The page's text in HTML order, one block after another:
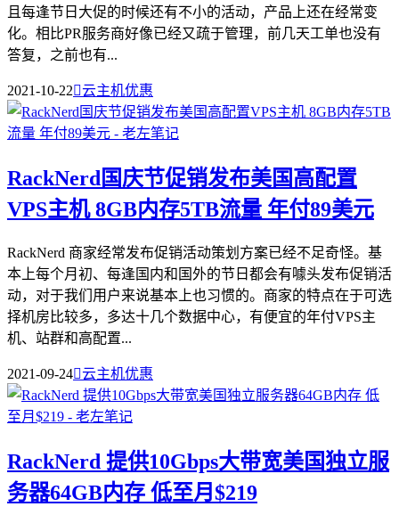
且每逢节日大促的时候还有不小的活动，产品上还在经常变
化。相比PR服务商好像已经又疏于管理，前几天工单也没有
答复，之前也有...
2021-10-22云主机优惠
RackNerd国庆节促销发布美国高配置
VPS主机 8GB内存5TB流量 年付89美元
RackNerd 商家经常发布促销活动策划方案已经不足奇怪。基
本上每个月初、每逢国内和国外的节日都会有噱头发布促销活
动，对于我们用户来说基本上也习惯的。商家的特点在于可选
择机房比较多，多达十几个数据中心，有便宜的年付VPS主
机、站群和高配置...
2021-09-24云主机优惠
RackNerd 提供10Gbps大带宽美国独立服
务器64GB内存 低至月$219